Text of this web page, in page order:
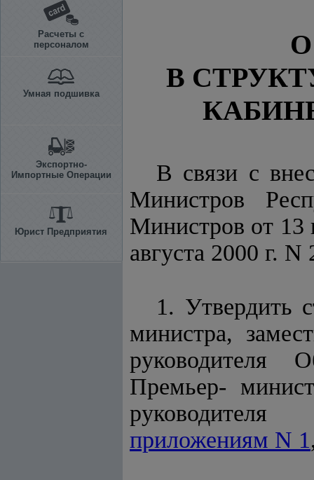
Расчеты с
персоналом
Умная подшивка
Экспортно-
Импортные Операции
Юрист Предприятия
В
В связи с
Министров
Министров от
августа 2000 г.
1. Утвердить
министра,
руководителя
Премьер-
приложениям N 1